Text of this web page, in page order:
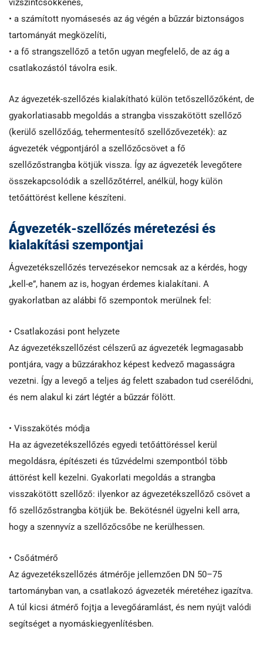
vízszintcsökkenés,
• a számított nyomásesés az ág végén a bűzzár biztonságos
tartományát megközelíti,
• a fő strangszellőző a tetőn ugyan megfelelő, de az ág a
csatlakozástól távolra esik.
Az ágvezeték-szellőzés kialakítható külön tetőszellőzőként, de
gyakorlatiasabb megoldás a strangba visszakötött szellőző
(kerülő szellőzőág, tehermentesítő szellőzővezeték): az
ágvezeték végpontjáról a szellőzőcsövet a fő
szellőzőstrangba kötjük vissza. Így az ágvezeték levegőtere
összekapcsolódik a szellőzőtérrel, anélkül, hogy külön
tetőáttörést kellene készíteni.
Ágvezeték-szellőzés méretezési és
kialakítási szempontjai
Ágvezetékszellőzés tervezésekor nemcsak az a kérdés, hogy
„kell-e”, hanem az is, hogyan érdemes kialakítani. A
gyakorlatban az alábbi fő szempontok merülnek fel:
• Csatlakozási pont helyzete
Az ágvezetékszellőzést célszerű az ágvezeték legmagasabb
pontjára, vagy a bűzzárakhoz képest kedvező magasságra
vezetni. Így a levegő a teljes ág felett szabadon tud cserélődni,
és nem alakul ki zárt légtér a bűzzár fölött.
• Visszakötés módja
Ha az ágvezetékszellőzés egyedi tetőáttöréssel kerül
megoldásra, építészeti és tűzvédelmi szempontból több
áttörést kell kezelni. Gyakorlati megoldás a strangba
visszakötött szellőző: ilyenkor az ágvezetékszellőző csövet a
fő szellőzőstrangba kötjük be. Bekötésnél ügyelni kell arra,
hogy a szennyvíz a szellőzőcsőbe ne kerülhessen.
• Csőátmérő
Az ágvezetékszellőzés átmérője jellemzően DN 50–75
tartományban van, a csatlakozó ágvezeték méretéhez igazítva.
A túl kicsi átmérő fojtja a levegőáramlást, és nem nyújt valódi
segítséget a nyomáskiegyenlítésben.